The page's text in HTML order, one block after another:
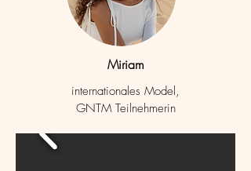
Miriam
internationales Model,
GNTM Teilnehmerin